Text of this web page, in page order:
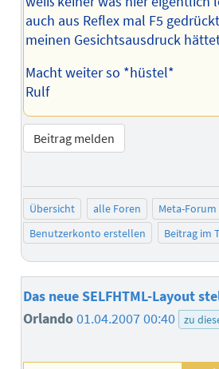
auch aus Reflex mal F5
meinen Gesichtsausdruck
Macht weiter so *hüstel*
Rulf
Beitrag melden
Übersicht alle Foren Meta-
Benutzerkonto erstellen
Beitrag im
Das neue SELFHTML-Layout
Orlando01.04.2007 00:40 zu